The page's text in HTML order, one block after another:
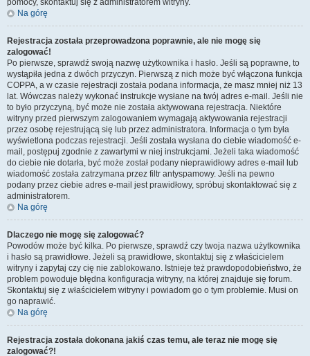
pomocy, skontaktuj się z administratorem witryny.
Na górę
Rejestracja została przeprowadzona poprawnie, ale nie mogę się
zalogować!
Po pierwsze, sprawdź swoją nazwę użytkownika i hasło. Jeśli są poprawne, to
wystąpiła jedna z dwóch przyczyn. Pierwszą z nich może być włączona funkcja
COPPA, a w czasie rejestracji została podana informacja, że masz mniej niż 13
lat. Wówczas należy wykonać instrukcje wysłane na twój adres e-mail. Jeśli nie
to było przyczyną, być może nie została aktywowana rejestracja. Niektóre
witryny przed pierwszym zalogowaniem wymagają aktywowania rejestracji
przez osobę rejestrującą się lub przez administratora. Informacja o tym była
wyświetlona podczas rejestracji. Jeśli została wysłana do ciebie wiadomość e-
mail, postępuj zgodnie z zawartymi w niej instrukcjami. Jeżeli taka wiadomość
do ciebie nie dotarła, być może został podany nieprawidłowy adres e-mail lub
wiadomość została zatrzymana przez filtr antyspamowy. Jeśli na pewno
podany przez ciebie adres e-mail jest prawidłowy, spróbuj skontaktować się z
administratorem.
Na górę
Dlaczego nie mogę się zalogować?
Powodów może być kilka. Po pierwsze, sprawdź czy twoja nazwa użytkownika
i hasło są prawidłowe. Jeżeli są prawidłowe, skontaktuj się z właścicielem
witryny i zapytaj czy cię nie zablokowano. Istnieje też prawdopodobieństwo, że
problem powoduje błędna konfiguracja witryny, na której znajduje się forum.
Skontaktuj się z właścicielem witryny i powiadom go o tym problemie. Musi on
go naprawić.
Na górę
Rejestracja została dokonana jakiś czas temu, ale teraz nie mogę się
zalogować?!